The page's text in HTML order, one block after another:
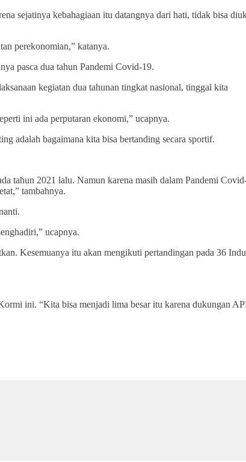
sejatinya kebahagiaan itu datangnya dari hati, tidak bisa
perekonomian,” katanya.
pasca dua tahun Pandemi Covid-19.
kegiatan dua tahunan tingkat nasional, tinggal kita
ini ada perputaran ekonomi,” ucapnya.
adalah bagaimana kita bisa bertanding secara sportif.
tahun 2021 lalu. Namun karena masih dalam Pandemi
tambahnya.
ucapnya.
Kesemuanya itu akan mengikuti pertandingan pada 36
ini. “Kita bisa menjadi lima besar itu karena dukungan